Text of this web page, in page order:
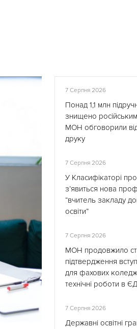
7 Серпня 2026
Понад 1,1 млн
знищено
МОН обговорили
друку
7 Серпня 2026
У Класифікаторі
з’явиться нова
“вчитель закладу
освіти”
7 Серпня 2026
МОН продовжило
підтвердження
для фахових
технічні роботи в
7 Серпня 2026
Державні освітні